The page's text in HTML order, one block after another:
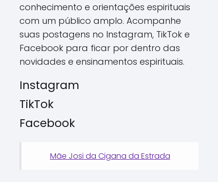
conhecimento e orientações espirituais
com um público amplo. Acompanhe
suas postagens no Instagram, TikTok e
Facebook para ficar por dentro das
novidades e ensinamentos espirituais.
Instagram
TikTok
Facebook
Mãe Josi da Cigana da Estrada